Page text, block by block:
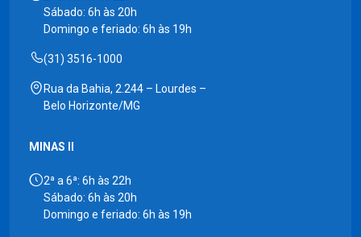
Sábado: 6h às 20h
Domingo e feriado: 6h às 19h
(31) 3516-1000
Rua da Bahia, 2.244 – Lourdes –
Belo Horizonte/MG
MINAS II
2ª a 6ª: 6h às 22h
Sábado: 6h às 20h
Domingo e feriado: 6h às 19h